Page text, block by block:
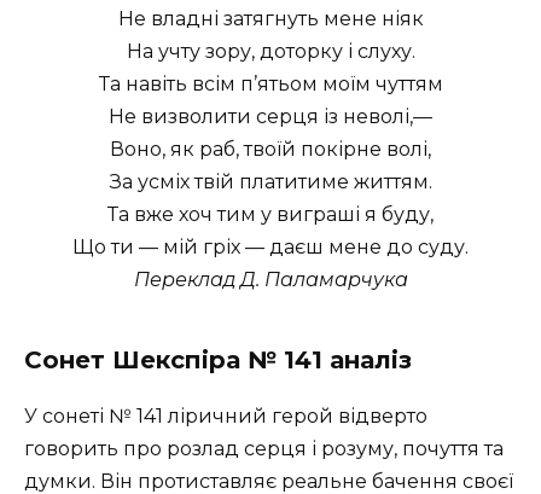
Не владні затягнуть мене ніяк
На учту зору, доторку і слуху.
Та навіть всім п’ятьом моїм чуттям
Не визволити серця із неволі,—
Воно, як раб, твоїй покірне волі,
За усміх твій платитиме життям.
Та вже хоч тим у виграші я буду,
Що ти — мій гріх — даєш мене до суду.
Переклад Д. Паламарчука
Сонет Шекспіра № 141 аналіз
У сонеті № 141 ліричний герой відверто
говорить про розлад серця і розуму, почуття та
думки. Він протиставляє реальне бачення своєї